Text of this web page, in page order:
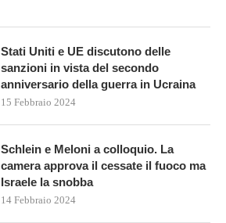
Stati Uniti e UE discutono delle
sanzioni in vista del secondo
anniversario della guerra in Ucraina
15 Febbraio 2024
Schlein e Meloni a colloquio. La
camera approva il cessate il fuoco ma
Israele la snobba
14 Febbraio 2024